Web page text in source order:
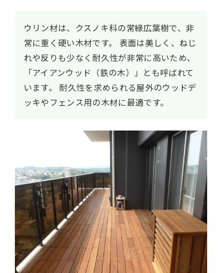
ウリン材は、クスノキ科の常緑広葉樹で、非
常に重く硬い木材です。
表面は美しく、ねじ
れや反りも少なく耐久性が非常に高いため、
「アイアンウッド（鉄の木）」とも呼ばれて
います。
耐久性を求められる屋外のウッドデ
ッキやフェンス用の木材に最適です。